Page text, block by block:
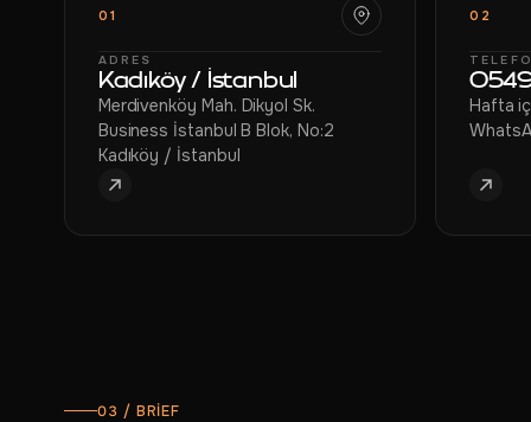
İLETIŞIM
01
ADRES
Kadıköy / İstanbul
Merdivenköy Mah. Dikyol Sk.
Business İstanbul B Blok, No:2
Kadıköy / İstanbul
02
Hafta
03 / BRİEF